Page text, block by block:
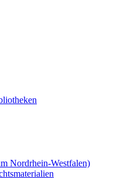
Nordrhein-Westfalen)